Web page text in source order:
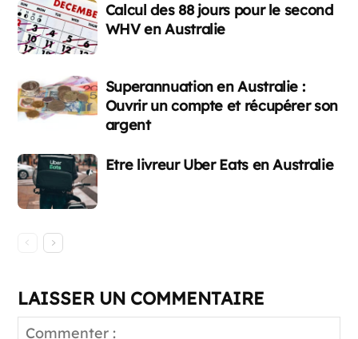
Calcul des 88 jours pour le second
WHV en Australie
Superannuation en Australie :
Ouvrir un compte et récupérer son
argent
Etre livreur Uber Eats en Australie
LAISSER UN COMMENTAIRE